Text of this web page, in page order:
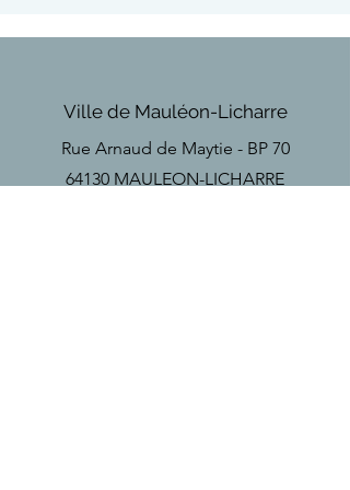
Ville de Mauléon-Licharre
Rue Arnaud de Maytie - BP 70
64130 MAULEON-LICHARRE